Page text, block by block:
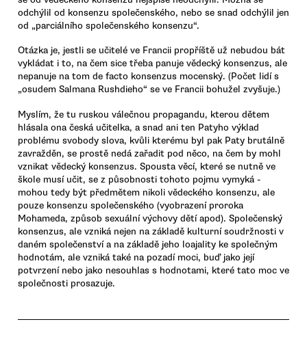
odchýlil od konsenzu společenského, nebo se snad odchýlil jen
od „parciálního společenského konsenzu“.
Otázka je, jestli se učitelé ve Francii propříště už nebudou bát
vykládat i to, na čem sice třeba panuje vědecký konsenzus, ale
nepanuje na tom de facto konsenzus mocenský. (Počet lidí s
„osudem Salmana Rushdieho“ se ve Francii bohužel zvyšuje.)
Myslím, že tu ruskou válečnou propagandu, kterou dětem
hlásala ona česká učitelka, a snad ani ten Patyho výklad
problému svobody slova, kvůli kterému byl pak Paty brutálně
zavražděn, se prostě nedá zařadit pod něco, na čem by mohl
vznikat vědecký konsenzus. Spousta věcí, které se nutně ve
škole musí učit, se z působnosti tohoto pojmu vymyká -
mohou tedy být předmětem nikoli vědeckého konsenzu, ale
pouze konsenzu společenského (vyobrazení proroka
Mohameda, způsob sexuální výchovy dětí apod). Společenský
konsenzus, ale vzniká nejen na základě kulturní soudržnosti v
daném společenství a na základě jeho loajality ke společným
hodnotám, ale vzniká také na pozadí moci, buď jako její
potvrzení nebo jako nesouhlas s hodnotami, které tato moc ve
společnosti prosazuje.